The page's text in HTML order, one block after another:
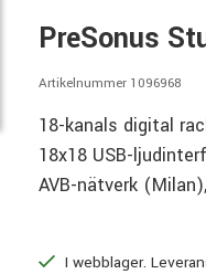
PreSonus
Artikelnummer 1096968
18-kanals digital
18x18 USB-
AVB-nätverk
I webblager.